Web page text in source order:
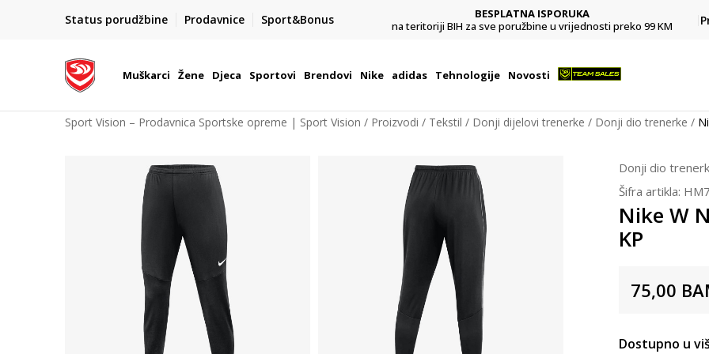
Status porudžbine Prodavnice Sport&Bonus
POZOVITE NAS NA : 055/490-400
Pon-Pet od 9h - 16h
BESPLATNA ISPORUKA
na teritoriji BIH za sve poružbine u vrijednosti preko 99 KM
Muškarci Žene Djeca Sportovi Brendovi Nike adidas Tehnologije Novosti
Sport Vision – Prodavnica Sportske opreme | Sport Vision Proizvodi Tekstil Donji dijelovi trenerke Donji dio trenerke
Donji dio
Šifra artikla:
Nike W
KP
75,00
Dostupno u